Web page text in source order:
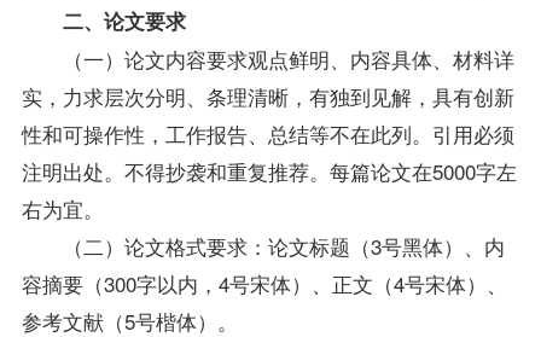
二、论文要求
（一）论文内容要求观点鲜明、内容具体、材料详
实，力求层次分明、条理清晰，有独到见解，具有创新
性和可操作性，工作报告、总结等不在此列。引用必须
注明出处。不得抄袭和重复推荐。每篇论文在5000字左
右为宜。
（二）论文格式要求：论文标题（3号黑体）、内
容摘要（300字以内，4号宋体）、正文（4号宋体）、
参考文献（5号楷体）。